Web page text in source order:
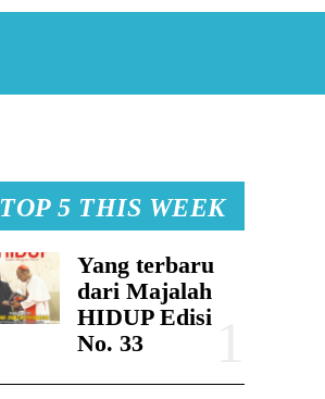
TOP 5 THIS WEEK
Yang terbaru
dari Majalah
HIDUP Edisi
No. 33